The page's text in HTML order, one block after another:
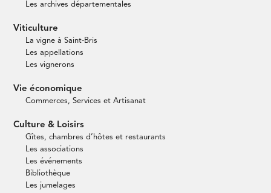
Les archives départementales
Viticulture
La vigne à Saint-Bris
Les appellations
Les vignerons
Vie économique
Commerces, Services et Artisanat
Culture & Loisirs
Gîtes, chambres d’hôtes et restaurants
Les associations
Les événements
Bibliothèque
Les jumelages